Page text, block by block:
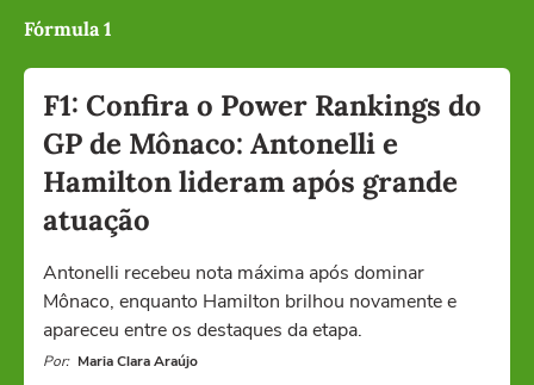
Fórmula 1
F1: Confira o Power Rankings do
GP de Mônaco: Antonelli e
Hamilton lideram após grande
atuação
Antonelli recebeu nota máxima após dominar
Mônaco, enquanto Hamilton brilhou novamente e
apareceu entre os destaques da etapa.
Por: Maria Clara Araújo